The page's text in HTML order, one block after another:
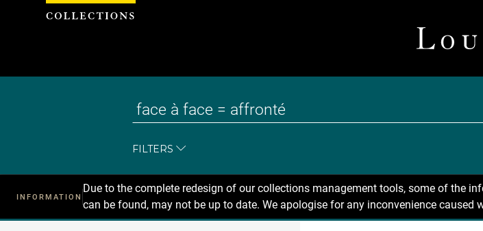
FILTERS
INFORMATION
Due to the complete redesign of our collections management tools, some of the
can be found, may not be up to date. We apologise for any inconvenience caused
Recherche
Cookies management panel